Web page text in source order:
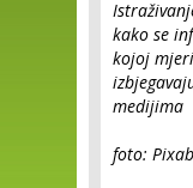
kako se
kojoj
medijima
foto: